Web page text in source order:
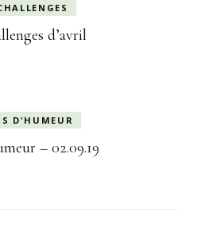
d’avril
D'HUMEUR
– 02.09.19